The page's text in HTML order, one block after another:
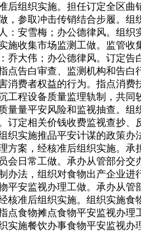
组织实施。担任订定全区
参取冲击传销结合步履。
安雪梅；办公德律风。组
收集市场监测工做。监管
大伟；办公德律风。订定
告白审查、监测机构和告
费者权益的行为。指点消
程设备质量监理轨制，共
量平安风险和监视抽查。
定相关价钱收费监视查抄
实施推品平安计谋的政策
案，经核准后组织实施。
日常工做。承办从管部分
法，组织对食物出产企业
安监视办理工做。承办从
准后组织实施。组织实施
食物摊点食物平安监视办
施餐饮办事食物平安监视